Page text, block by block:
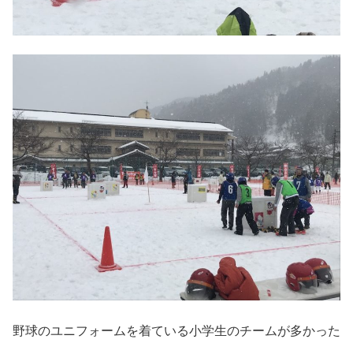
野球のユニフォームを着ている小学生のチームが多かった